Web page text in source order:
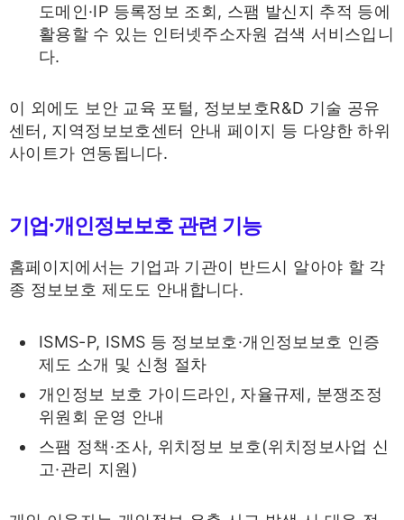
도메인·IP 등록정보 조회, 스팸 발신지 추적 등에
활용할 수 있는 인터넷주소자원 검색 서비스입니
다.
이 외에도 보안 교육 포털, 정보보호R&D 기술 공유
센터, 지역정보보호센터 안내 페이지 등 다양한 하위
사이트가 연동됩니다.
기업·개인정보보호 관련 기능
홈페이지에서는 기업과 기관이 반드시 알아야 할 각
종 정보보호 제도도 안내합니다.
ISMS-P, ISMS 등 정보보호·개인정보보호 인증
제도 소개 및 신청 절차
개인정보 보호 가이드라인, 자율규제, 분쟁조정
위원회 운영 안내
스팸 정책·조사, 위치정보 보호(위치정보사업 신
고·관리 지원)